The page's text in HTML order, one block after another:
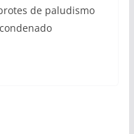
de paludismo